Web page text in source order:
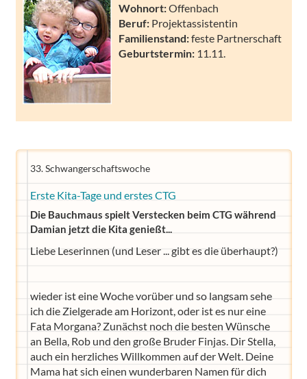
Wohnort:Offenbach
Beruf: Projektassistentin
Familienstand:feste Partnerschaft
Geburtstermin: 11.11.
33. Schwangerschaftswoche
Erste Kita-Tage und erstes CTG
Die Bauchmaus spielt Verstecken beim CTG während
Damian jetzt die Kita genießt...
Liebe Leserinnen (und Leser ... gibt es die überhaupt?)
wieder ist eine Woche vorüber und so langsam sehe
ich die Zielgerade am Horizont, oder ist es nur eine
Fata Morgana? Zunächst noch die besten Wünsche
an Bella, Rob und den große Bruder Finjas. Dir Stella,
auch ein herzliches Willkommen auf der Welt. Deine
Mama hat sich einen wunderbaren Namen für dich